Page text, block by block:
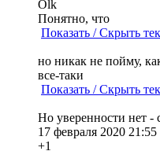
Olk
Понятно, что
Показать / Скрыть
но никак не пойму,
все-таки
Показать / Скрыть
Но уверенности нет
17 февраля 2020 21:55
+1